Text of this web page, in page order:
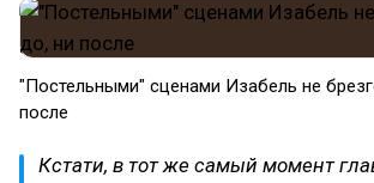
"Постельными" сценами Изабель не
после
Кстати, в тот же самый момент